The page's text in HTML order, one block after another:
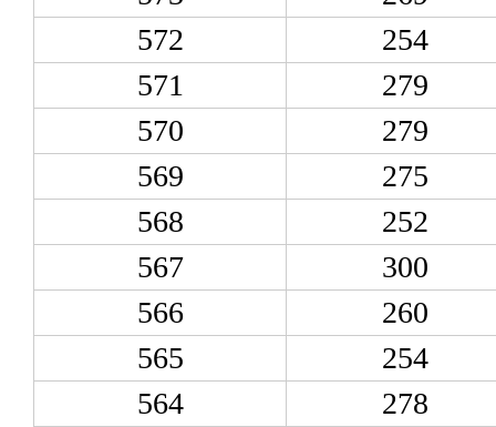
572
254
571
279
570
279
569
275
568
252
567
300
566
260
565
254
564
278